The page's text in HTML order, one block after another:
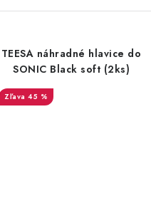
TEESA náhradné hlavice do
SONIC Black soft (2ks)
45 %